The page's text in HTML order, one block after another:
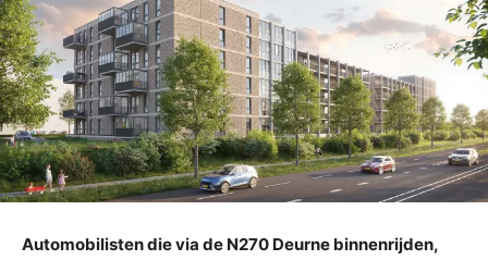
Automobilisten die via de N270 Deurne binnenrijden,